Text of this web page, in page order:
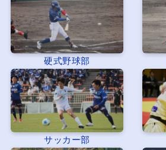
硬式野球部
サッカー部